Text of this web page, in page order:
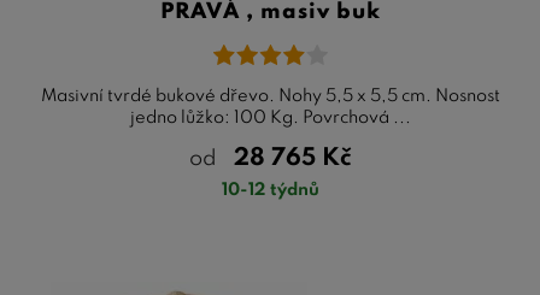
PRAVÁ , masiv buk
Masivní tvrdé bukové dřevo. Nohy 5,5 x 5,5 cm. Nosnost
jedno lůžko: 100 Kg. Povrchová ...
od 28 765 Kč
10-12 týdnů